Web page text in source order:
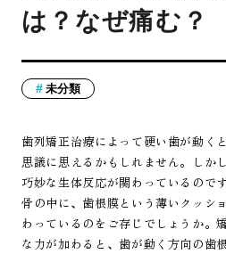
は？なぜ痛む？
未分類
歯列矯正治療によって硬い歯が動く
思議に思えるかもしれません。しか
巧妙な生体反応が関わっているので
骨の中に、歯根膜という薄いクッシ
わっているのをご存じでしょうか。
な力が加わると、歯が動く方向の歯